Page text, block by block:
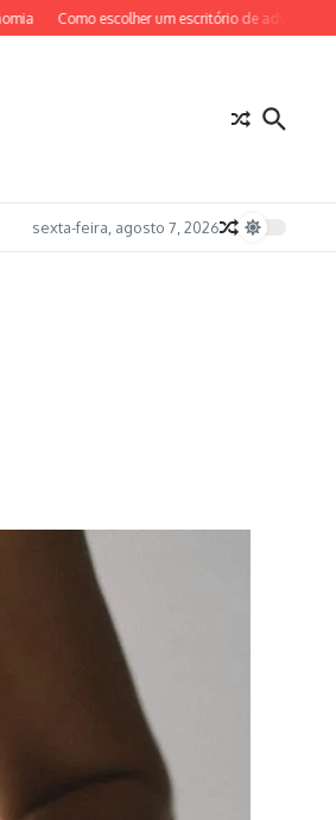
Como escolher um escritório de advocacia em
sexta-feira, agosto 7, 2026